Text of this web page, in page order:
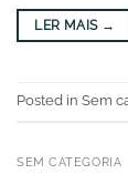
LER MAIS →
Posted in Sem
SEM CATEGORIA